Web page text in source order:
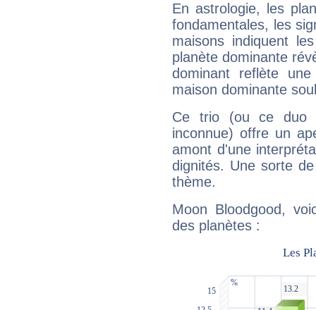
En astrologie, les
fondamentales, les
maisons indiquent
planète dominante
dominant reflète
maison dominante
Ce trio (ou ce duo
inconnue) offre un
amont d'une
dignités. Une sorte
thème.
Moon Bloodgood,
des planètes :